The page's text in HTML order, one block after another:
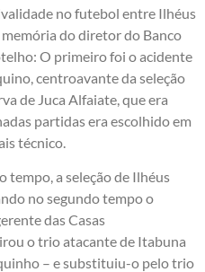
no futebol entre Ilhéus
do diretor do Banco
O primeiro foi o acidente
centroavante da seleção
de Juca Alfaiate, que era
partidas era escolhido em
técnico.
tempo, a seleção de Ilhéus
no segundo tempo o
das Casas
o trio atacante de Itabuna
– e substituiu-o pelo trio